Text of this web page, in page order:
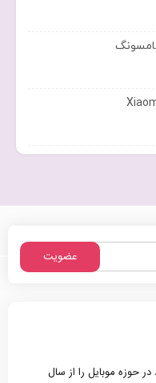
عضویت
حوزه موبایل را از سال